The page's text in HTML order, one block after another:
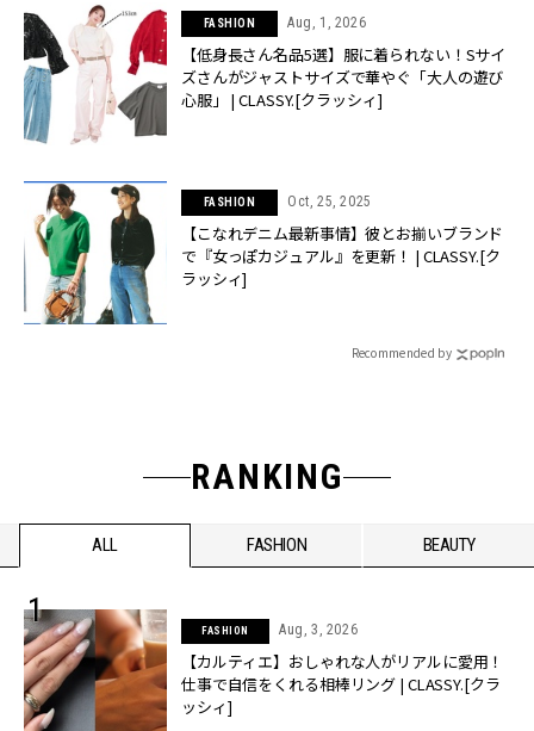
FASHION Aug, 1, 2026
【低身長さん名品5選】服に着られない！Sサイ
ズさんがジャストサイズで華やぐ「大人の遊び
心服」 | CLASSY.[クラッシィ]
FASHION Oct, 25, 2025
【こなれデニム最新事情】彼とお揃いブランド
で『女っぽカジュアル』を更新！ | CLASSY.[ク
ラッシィ]
Recommended by
RANKING
ALL FASHION BEAUTY
FASHION Aug, 3, 2026
【カルティエ】おしゃれな人がリアルに愛用！
仕事で自信をくれる相棒リング | CLASSY.[クラ
ッシィ]